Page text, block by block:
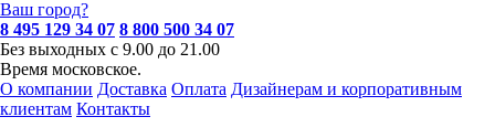
Ваш город?
8 495 129 34 07 8 800 500 34 07
Без выходных с 9.00 до 21.00
Время московское.
О компании Доставка Оплата Дизайнерам и корпоративным
клиентам Контакты